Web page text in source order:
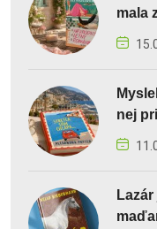
mala
nej